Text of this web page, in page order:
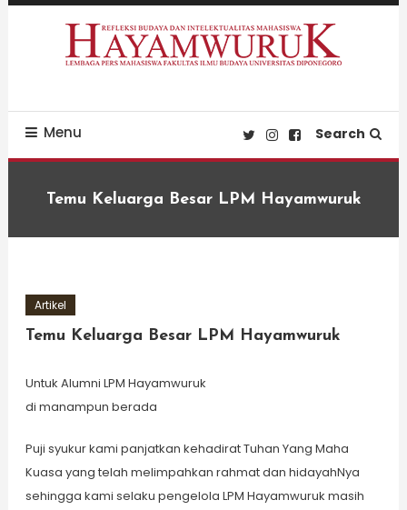
Skip
Menu Search
Temu Keluarga Besar LPM Hayamwuruk
Artikel
Temu Keluarga Besar LPM Hayamwuruk
Untuk Alumni LPM Hayamwuruk
di manampun berada
Puji syukur kami panjatkan kehadirat Tuhan Yang Maha
Kuasa yang telah melimpahkan rahmat dan hidayahNya
sehingga kami selaku pengelola LPM Hayamwuruk masih